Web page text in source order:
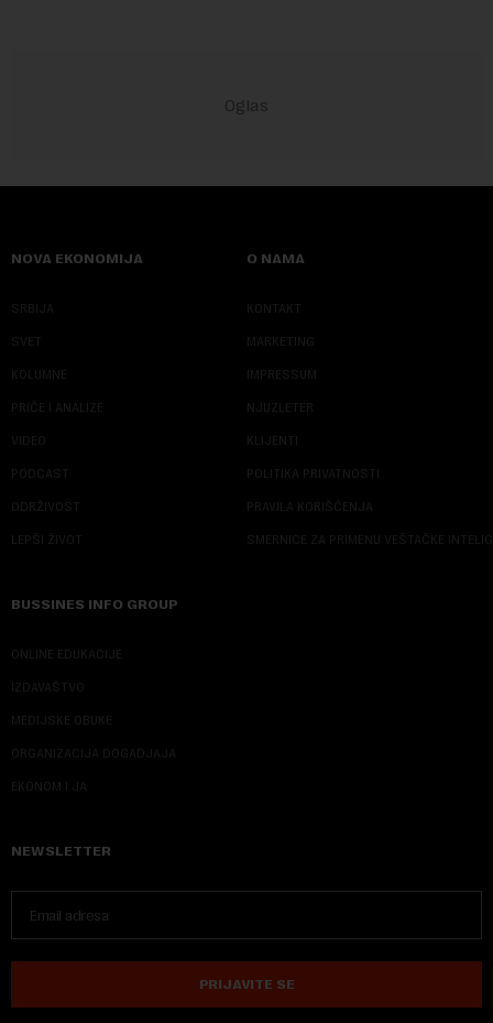
NOVA EKONOMIJA
SRBIJA
SVET
KOLUMNE
PRIČE I ANALIZE
VIDEO
PODCAST
ODRŽIVOST
LEPŠI ŽIVOT
O NAMA
KONTAKT
MARKETING
IMPRESSUM
NJUZLETER
KLIJENTI
POLITIKA PRIVATNOSTI
PRAVILA KORIŠĆENJA
SMERNICE ZA PRIMENU VEŠTAČKE
BUSSINES INFO GROUP
ONLINE EDUKACIJE
IZDAVAŠTVO
MEDIJSKE OBUKE
ORGANIZACIJA DOGADJAJA
EKONOM I JA
NEWSLETTER
PRIJAVITE SE